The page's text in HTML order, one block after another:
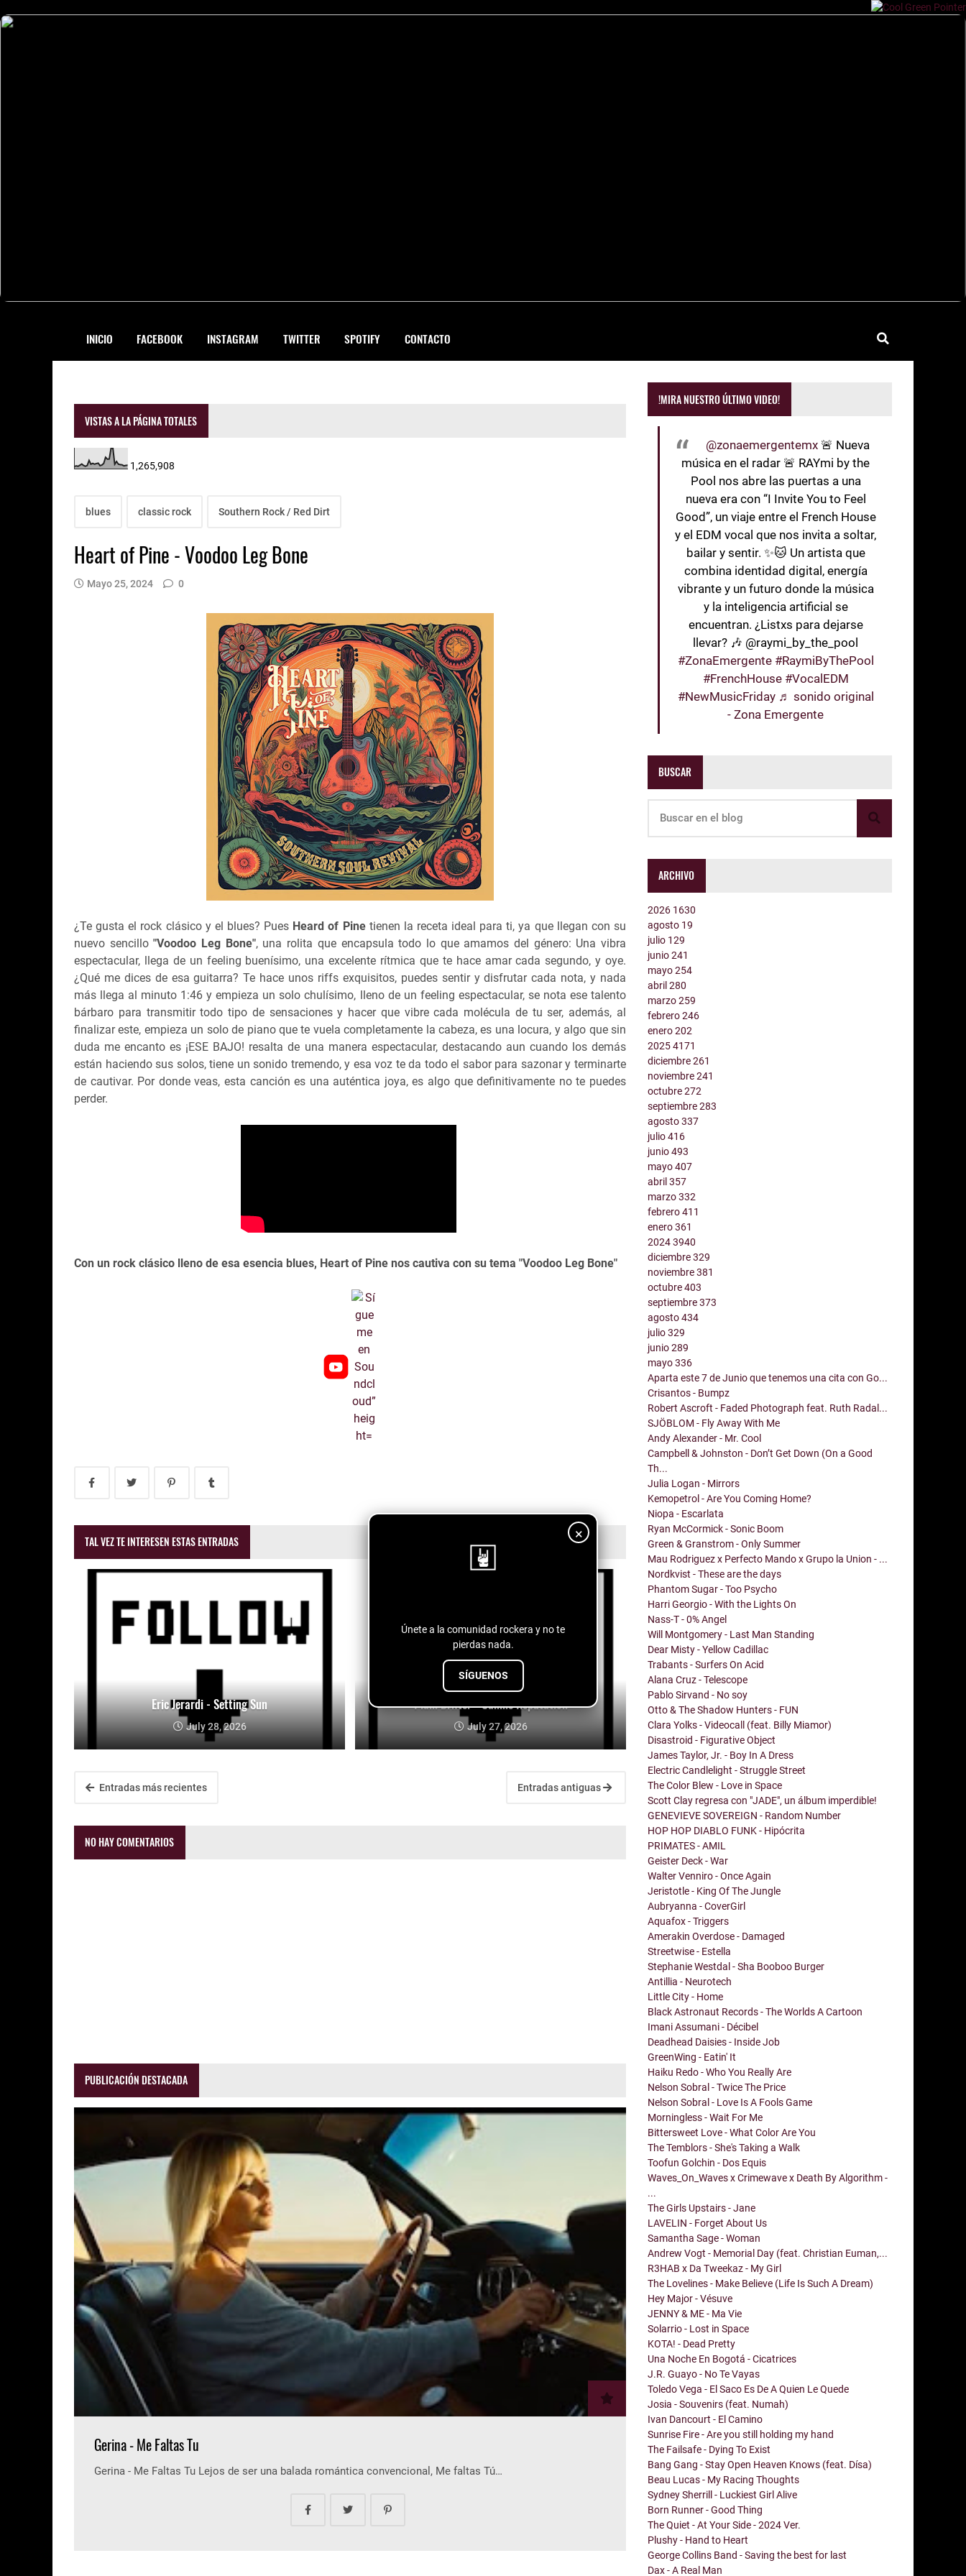
INICIO FACEBOOK INSTAGRAM TWITTER SPOTIFY CONTACTO
×
Únete a la comunidad rockera y no te
pierdas nada.
SÍGUENOS
VISTAS A LA PÁGINA TOTALES
1,265,908
blues classic rock Southern Rock / Red Dirt
Heart of Pine - Voodoo Leg Bone
Mayo 25, 2024 0
¿Te gusta el rock clásico y el blues? Pues Heard of Pinetienen la receta ideal para ti, ya que llegan con su
nuevo sencillo"Voodoo Leg Bone", una rolita que encapsula todo lo que amamos del género: Una vibra
espectacular, llega de un feeling buenísimo, una excelente rítmica que te hace amar cada segundo, y oye.
¿Qué me dices de esa guitarra? Te hace unos riffs exquisitos, puedes sentir y disfrutar cada nota, y nada
más llega al minuto 1:46 y empieza un solo chulísimo, lleno de un feeling espectacular, se nota ese talento
bárbaro para transmitir todo tipo de sensaciones y hacer que vibre cada molécula de tu ser, además, al
finalizar este, empieza un solo de piano que te vuela completamente la cabeza, es una locura, y algo que sin
duda me encanto es ¡ESE BAJO! resalta de una manera espectacular, destacando aun cuando los demás
están haciendo sus solos, tiene un sonido tremendo, y esa voz te da todo el sabor para sazonar y terminarte
de cautivar. Por donde veas, esta canción es una auténtica joya, es algo que definitivamente no te puedes
perder.
Con un rock clásico lleno de esa esencia blues, Heart of Pine nos cautiva con su tema "Voodoo Leg Bone"
TAL VEZ TE INTERESEN ESTAS ENTRADAS
Eric Jerardi - Setting Sun
July 28, 2026
Plain Drifter - Canine Reputation
July 27, 2026
Entradas más recientes Entradas antiguas
NO HAY COMENTARIOS
PUBLICACIÓN DESTACADA
Gerina - Me Faltas Tu
Gerina - Me Faltas Tu Lejos de ser una balada romántica convencional, Me faltas Tú…
!MIRA NUESTRO ÚLTIMO VIDEO!
@zonaemergentemx 🚨 Nueva
música en el radar 🚨 RAYmi by the
Pool nos abre las puertas a una
nueva era con “I Invite You to Feel
Good”, un viaje entre el French House
y el EDM vocal que nos invita a soltar,
bailar y sentir. ✨🐱 Un artista que
combina identidad digital, energía
vibrante y un futuro donde la música
y la inteligencia artificial se
encuentran. ¿Listxs para dejarse
llevar? 🎶 @raymi_by_the_pool
#ZonaEmergente #RaymiByThePool
#FrenchHouse #VocalEDM
#NewMusicFriday ♬ sonido original
- Zona Emergente
BUSCAR
ARCHIVO
2026 1630
agosto 19
julio 129
junio241
mayo254
abril280
marzo259
febrero246
enero202
20254171
diciembre261
noviembre241
octubre272
septiembre283
agosto337
julio416
junio493
mayo407
abril357
marzo332
febrero411
enero361
20243940
diciembre329
noviembre381
octubre403
septiembre373
agosto434
julio329
junio289
mayo336
Aparta este 7 de Junio que tenemos una cita con Go...
Crisantos - Bumpz
Robert Ascroft - Faded Photograph feat. Ruth Radal...
SJÖBLOM - Fly Away With Me
Andy Alexander - Mr. Cool
Campbell & Johnston - Don’t Get Down (On a Good
Th...
Julia Logan - Mirrors
Kemopetrol - Are You Coming Home?
Niopa - Escarlata
Ryan McCormick - Sonic Boom
Green & Granstrom - Only Summer
Mau Rodriguez x Perfecto Mando x Grupo la Union - ...
Nordkvist - These are the days
Phantom Sugar - Too Psycho
Harri Georgio - With the Lights On
Nass-T - 0% Angel
Will Montgomery - Last Man Standing
Dear Misty - Yellow Cadillac
Trabants - Surfers On Acid
Alana Cruz - Telescope
Pablo Sirvand - No soy
Otto & The Shadow Hunters - FUN
Clara Yolks - Videocall (feat. Billy Miamor)
Disastroid - Figurative Object
James Taylor, Jr. - Boy In A Dress
Electric Candlelight - Struggle Street
The Color Blew - Love in Space
Scott Clay regresa con "JADE", un álbum imperdible!
GENEVIEVE SOVEREIGN - Random Number
HOP HOP DIABLO FUNK - Hipócrita
PRIMATES - AMIL
Geister Deck - War
Walter Venniro - Once Again
Jeristotle - King Of The Jungle
Aubryanna - CoverGirl
Aquafox - Triggers
Amerakin Overdose - Damaged
Streetwise - Estella
Stephanie Westdal - Sha Booboo Burger
Antillia - Neurotech
Little City - Home
Black Astronaut Records - The Worlds A Cartoon
Imani Assumani - Décibel
Deadhead Daisies - Inside Job
GreenWing - Eatin' It
Haiku Redo - Who You Really Are
Nelson Sobral - Twice The Price
Nelson Sobral - Love Is A Fools Game
Morningless - Wait For Me
Bittersweet Love - What Color Are You
The Temblors - She's Taking a Walk
Toofun Golchin - Dos Equis
Waves_On_Waves x Crimewave x Death By Algorithm -
...
The Girls Upstairs - Jane
LAVELIN - Forget About Us
Samantha Sage - Woman
Andrew Vogt - Memorial Day (feat. Christian Euman,...
R3HAB x Da Tweekaz - My Girl
The Lovelines - Make Believe (Life Is Such A Dream)
Hey Major - Vésuve
JENNY & ME - Ma Vie
Solarrio - Lost in Space
KOTA! - Dead Pretty
Una Noche En Bogotá - Cicatrices
J.R. Guayo - No Te Vayas
Toledo Vega - El Saco Es De A Quien Le Quede
Josia - Souvenirs (feat. Numah)
Ivan Dancourt - El Camino
Sunrise Fire - Are you still holding my hand
The Failsafe - Dying To Exist
Bang Gang - Stay Open Heaven Knows (feat. Dísa)
Beau Lucas - My Racing Thoughts
Sydney Sherrill - Luckiest Girl Alive
Born Runner - Good Thing
The Quiet - At Your Side - 2024 Ver.
Plushy - Hand to Heart
George Collins Band - Saving the best for last
Dax - A Real Man